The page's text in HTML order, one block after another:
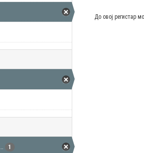
1
До овој регистар